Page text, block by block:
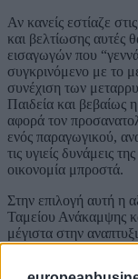
Αν κανείς εστίαζε
και βελτίωσης αυτές
εισαγωγών που
συγκρινόμενο με το
συνέχιση των
Παιδεία και βεβαίως
αφορά τον
ενός παραγωγικού,
τις υγιείς δυνάμεις
οικονομία μπροστά.
Στην επιλογή αυτή η
Ταμείου Ανάκαμψης
μέγιστα στην
*Καθ. Διοίκησης